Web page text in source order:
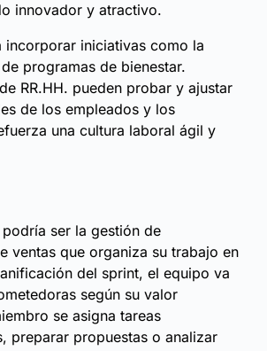
innovador y atractivo.
incorporar iniciativas como la
programas de bienestar.
RR.HH. pueden probar y ajustar
de los empleados y los
una cultura laboral ágil y
ser la gestión de
ventas que organiza su trabajo en
del sprint, el equipo va
según su valor
se asigna tareas
preparar propuestas o analizar